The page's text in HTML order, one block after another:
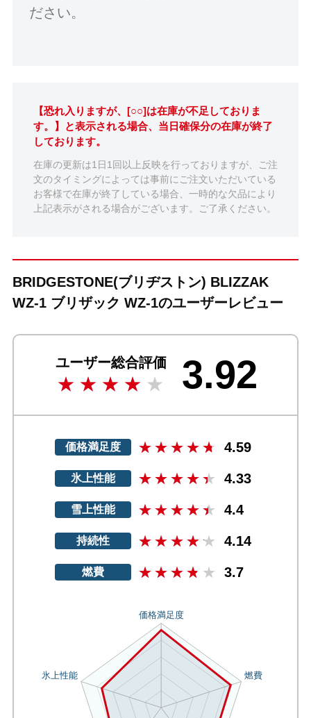
ださい。
【恐れ入りますが、[○○]は在庫が不足しておりま
す。】と表示される場合、当日確保分の在庫が終了
しております。
在庫の更新は1日1回以上反映を行っておりますが、ご注
文のタイミングによっては事前にご注文いただいている
お客様で在庫が終了している場合、一時的な欠品により
上記表示がされる場合がございます。ご了承ください。
BRIDGESTONE(ブリヂストン) BLIZZAK
WZ-1 ブリザック WZ-1のユーザーレビュー
ユーザー総合評価 3.92
価格満足度 4.59
氷上性能 4.33
雪上性能 4.4
持続性 4.14
燃費 3.7